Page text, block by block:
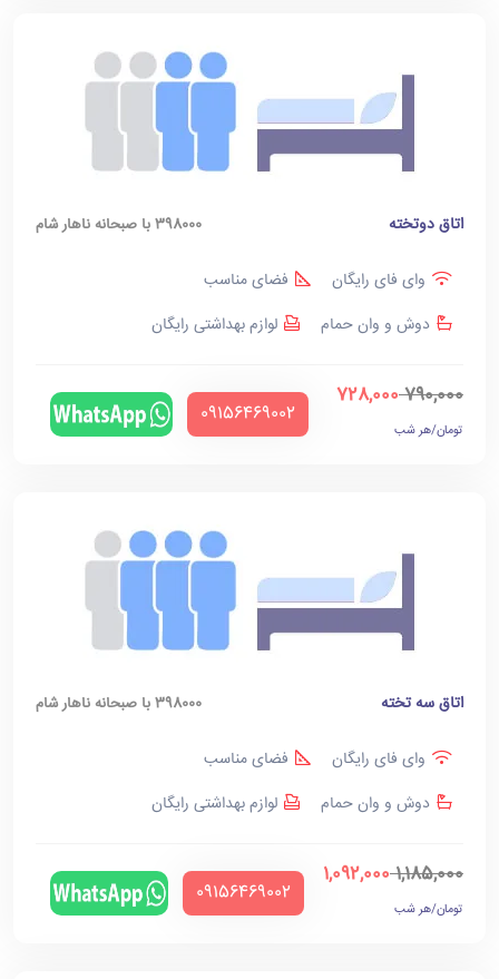
اتاق دوتخته 398000 با صبحانه ناهار شام
وای فای رایگان
فضای مناسب
دوش و وان حمام
لوازم بهداشتی رایگان
790,000
728,000
تومان/هر شب
‪09156469002‬
اتاق سه تخته 398000 با صبحانه ناهار شام
وای فای رایگان
فضای مناسب
دوش و وان حمام
لوازم بهداشتی رایگان
1,185,000
1,092,000
تومان/هر شب
‪09156469002‬